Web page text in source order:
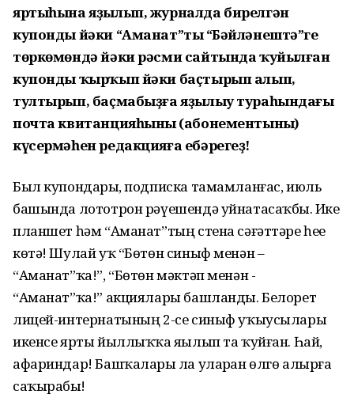
яртыһына яҙылып, журналда бирелгән
купонды йәки “Аманат”тың “Бәйләнештә”ге
төркөмөндә йәки рәсми сайтында ҡуйылған
купонды ҡырҡып йәки баҫтырып алып,
тултырып, баҫмабыҙға яҙылыу тураһындағы
почта квитанцияһының (абонементының)
күсермәһен редакцияға ебәрегеҙ!
Был купондарҙы, подписка тамамланғас, июль
башында лототрон рәүешендә уйнатасаҡбыҙ. Ике
планшет һәм “Аманат”тың стена сәғәттәре һеҙҙе
көтә! Шулай уҡ “Бөтөн синыф менән –
“Аманат”ҡа!”, “Бөтөн мәктәп менән -
“Аманат”ҡа!” акциялары башланды. Белорет
лицей-интернатының 2-се синыф уҡыусылары
икенсе ярты йыллыҡҡа яҙылып та ҡуйған. Һай,
афариндар! Башҡаларҙы ла уларҙан өлгө алырға
саҡырабыҙ!